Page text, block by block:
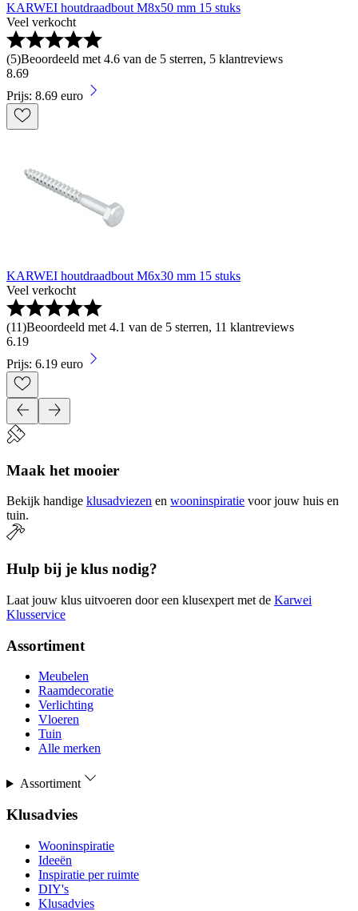
KARWEI houtdraadbout M8x50 mm 15 stuks
Veel verkocht
(5)Beoordeeld met 4.6 van de 5 sterren, 5 klantreviews
8.69
Prijs: 8.69 euro
KARWEI houtdraadbout M6x30 mm 15 stuks
Veel verkocht
(11)Beoordeeld met 4.1 van de 5 sterren, 11 klantreviews
6.19
Prijs: 6.19 euro
Maak het mooier
Bekijk handige klusadviezen en wooninspiratie voor jouw huis en
tuin.
Hulp bij je klus nodig?
Laat jouw klus uitvoeren door een klusexpert met de Karwei
Klusservice
Assortiment
Meubelen
Raamdecoratie
Verlichting
Vloeren
Tuin
Alle merken
Assortiment
Klusadvies
Wooninspiratie
Ideeën
Inspiratie per ruimte
DIY's
Klusadvies